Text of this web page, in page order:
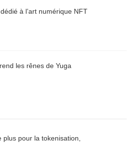
à l’art numérique NFT
les rênes de Yuga
plus pour la tokenisation,